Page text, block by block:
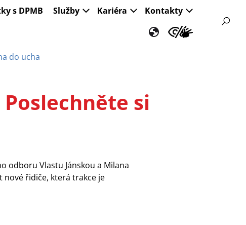
s DPMB Služby Kariéra Kontakty
do ucha
si
odboru Vlastu Jánskou a Milana
nové řidiče, která trakce je